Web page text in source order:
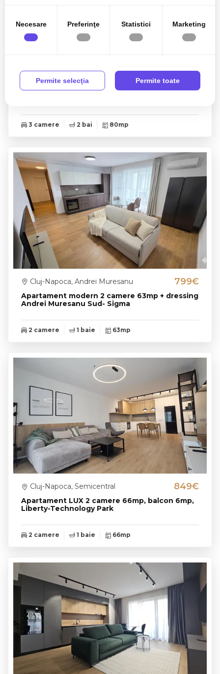
Apartament 3 camere 80mp, decomandat,
Cluj-Napoca, Andrei Muresanu / P-ta Engels 799€
3 camere 2 bai 80mp
Apartament modern 2 camere 63mp + dressing
Andrei Muresanu Sud- Sigma
Cluj-Napoca, Andrei Muresanu 799€
2 camere 1 baie 63mp
Apartament LUX 2 camere 66mp, balcon 6mp,
Liberty-Technology Park
Cluj-Napoca, Semicentral 849€
2 camere 1 baie 66mp
Necesare Preferinţe Statistici Marketing
Permite selecţia Permite toate